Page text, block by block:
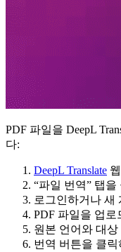
PDF 파일을 DeepL
다:
DeepL Translate
“파일 번역” 탭을
로그인하거나 새
PDF 파일을 업로
원본 언어와 대
번역 버튼을 클